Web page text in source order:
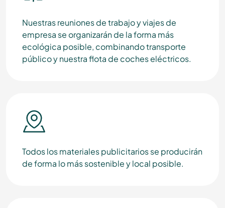
Nuestras reuniones de trabajo y viajes de
empresa se organizarán de la forma más
ecológica posible, combinando transporte
público y nuestra flota de coches eléctricos.
Todos los materiales publicitarios se producirán
de forma lo más sostenible y local posible.